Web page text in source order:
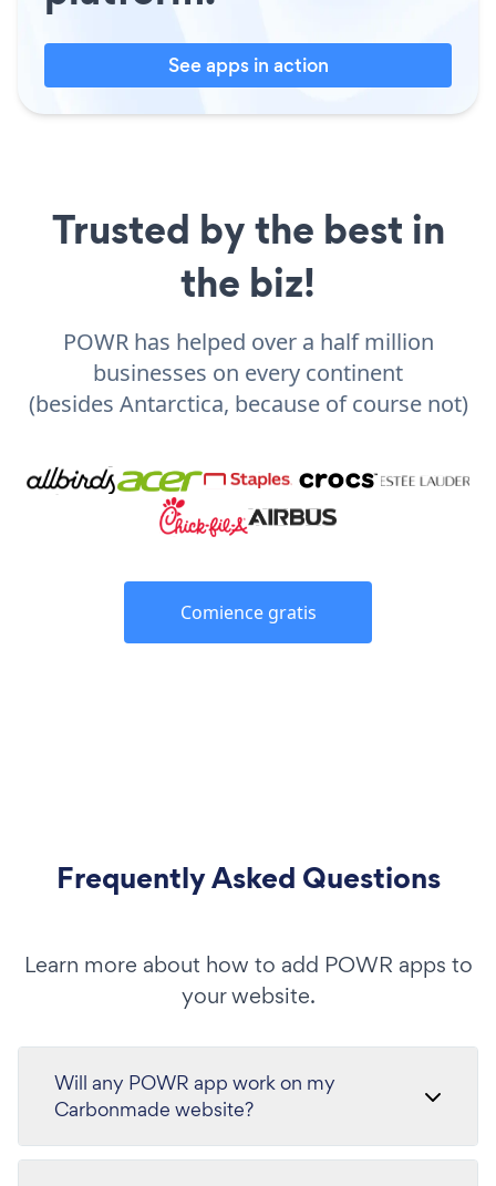
See apps in action
Trusted by the best in
the biz!
POWR has helped over a half million
businesses on every continent
(besides Antarctica, because of course not)
Comience gratis
Frequently Asked Questions
Learn more about how to add POWR apps to
your website.
Will any POWR app work on my
Carbonmade website?